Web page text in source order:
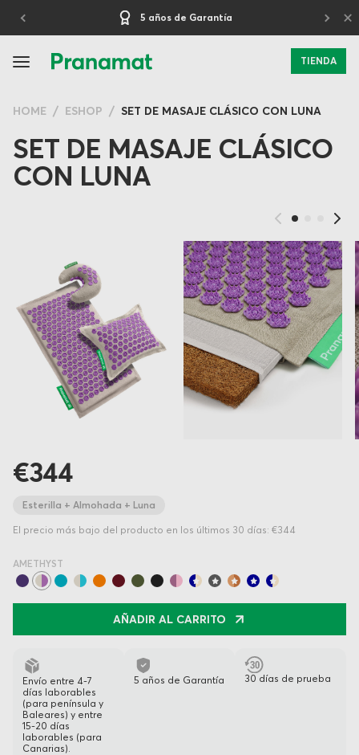
5 años de Garantía ×
TIENDA
HOME ESHOP SET DE MASAJE CLÁSICO CON LUNA
SET DE MASAJE CLÁSICO
CON LUNA
€344
Esterilla + Almohada + Luna
El precio más bajo del producto en los últimos 30 días: €344
AMETHYST
AÑADIR AL CARRITO
Envío entre 4-7
días laborables
(para península y
Baleares) y entre
15-20 días
laborables (para
Canarias).
5 años de Garantía 30 días de prueba